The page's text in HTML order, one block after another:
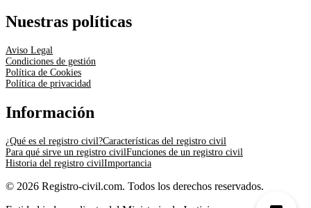
Nuestras políticas
Aviso Legal
Condiciones de gestión
Política de Cookies
Política de privacidad
Información
¿Qué es el registro civil?Características del registro civil
Para qué sirve un registro civilFunciones de un registro civil
Historia del registro civilImportancia
© 2026 Registro-civil.com. Todos los derechos reservados.